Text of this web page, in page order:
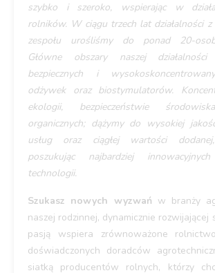
szybko i szeroko, wspierając w
rolników. W ciągu trzech lat działalności
zespołu urośliśmy do ponad 20-
Główne obszary naszej
bezpiecznych i
odżywek oraz biostymulatorów.
ekologii, bezpieczeństwie
organicznych; dążymy do wysokiej
usług oraz ciągłej wartości
poszukując najbardziej
technologii.
Szukasz nowych wyzwań w branży
naszej rodzinnej, dynamicznie rozwijającej
pasją wspiera zrównoważone
doświadczonych doradców
siatką producentów rolnych, którzy